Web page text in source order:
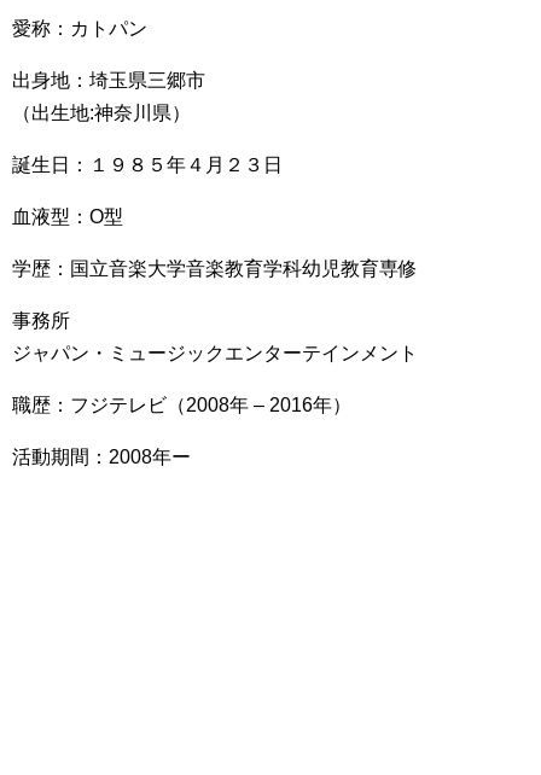
愛称：カトパン
出身地：埼玉県三郷市
（出生地:神奈川県）
誕生日：１９８５年４月２３日
血液型：O型
学歴：国立音楽大学音楽教育学科幼児教育専修
事務所
ジャパン・ミュージックエンターテインメント
職歴：フジテレビ（2008年 – 2016年）
活動期間：2008年ー